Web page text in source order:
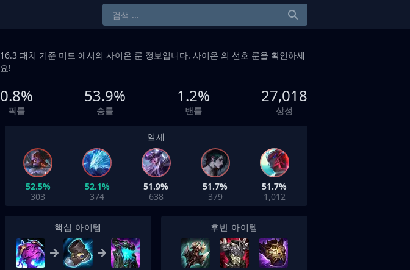
16.3 패치 기준 미드 에서의 사이온 룬 정보입니다. 사이온 의 선호 룬을 확인하세
요!
0.8%
픽률
53.9%
승률
1.2%
밴률
27,018
상성
열세
52.5%
303
52.1%
374
51.9%
638
51.7%
379
51.7%
1,012
핵심 아이템 후반 아이템